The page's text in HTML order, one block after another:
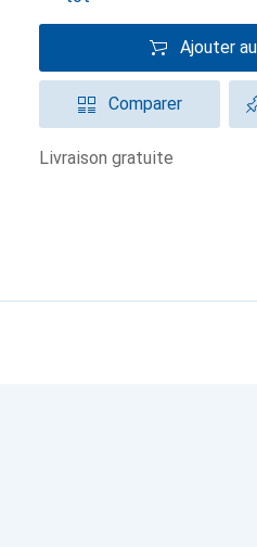
Ajouter
Comparer
livraison gratuite